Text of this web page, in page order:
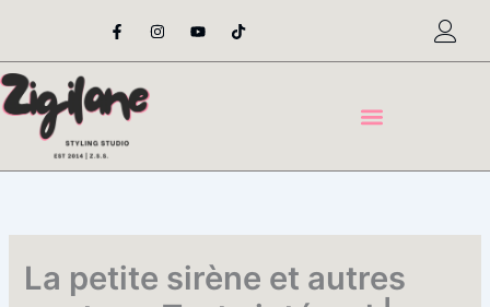
content
F
a
e
o
o
-
I
n
t
Y
o
t
T
i
t
La petite sirène et autres